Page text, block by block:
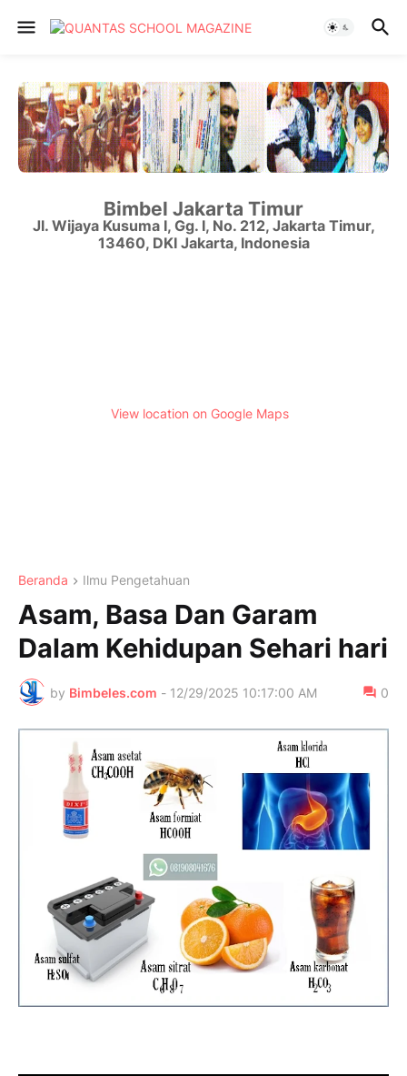
Bimbel Jakarta Timur
Jl. Wijaya Kusuma I, Gg. I, No. 212, Jakarta Timur,
13460, DKI Jakarta, Indonesia
View location on Google Maps
Beranda Ilmu Pengetahuan
Asam, Basa Dan Garam
Dalam Kehidupan Sehari hari
by Bimbeles.com - 12/29/2025 10:17:00 AM 0